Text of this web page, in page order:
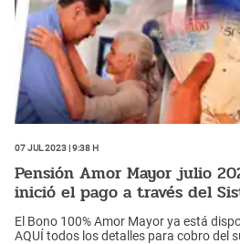
07 Jul 2023 | 9:38 h
Pensión Amor Mayor julio
inició el pago a través del
El Bono 100% Amor Mayor ya está
AQUÍ todos los detalles para cobro del